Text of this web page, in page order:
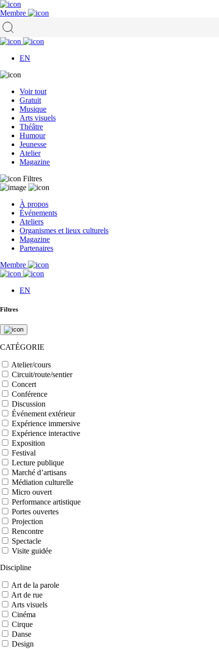
Membre
EN
Voir tout
Gratuit
Musique
Arts visuels
Théâtre
Humour
Jeunesse
Atelier
Magazine
Filtres
À propos
Événements
Ateliers
Organismes et lieux culturels
Magazine
Partenaires
Membre
EN
Filtres
CATÉGORIE
Atelier/cours
Circuit/route/sentier
Concert
Conférence
Discussion
Événement extérieur
Expérience immersive
Expérience interactive
Exposition
Festival
Lecture publique
Marché d’artisans
Médiation culturelle
Micro ouvert
Performance artistique
Portes ouvertes
Projection
Rencontre
Spectacle
Visite guidée
Discipline
Art de la parole
Art de rue
Arts visuels
Cinéma
Cirque
Danse
Design